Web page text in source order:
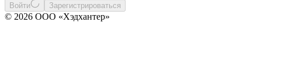
Войти Зарегистрироваться
© 2026 ООО «Хэдхантер»